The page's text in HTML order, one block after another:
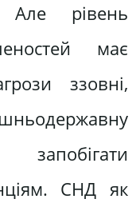
Але рівень
має
ззовні,
СНД як